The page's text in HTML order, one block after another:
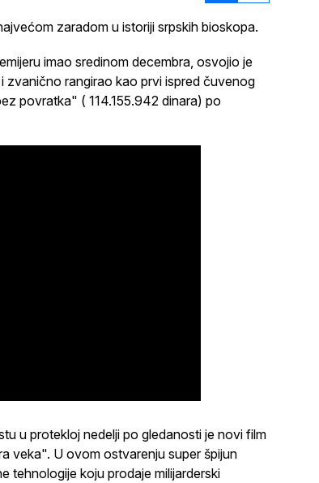
zaradom u istoriji srpskih bioskopa.
imao sredinom decembra, osvojio je
zvanično rangirao kao prvi ispred čuvenog
povratka" ( 114.155.942 dinara) po
u protekloj nedelji po gledanosti je novi film
veka". U ovom ostvarenju super špijun
tehnologije koju prodaje milijarderski